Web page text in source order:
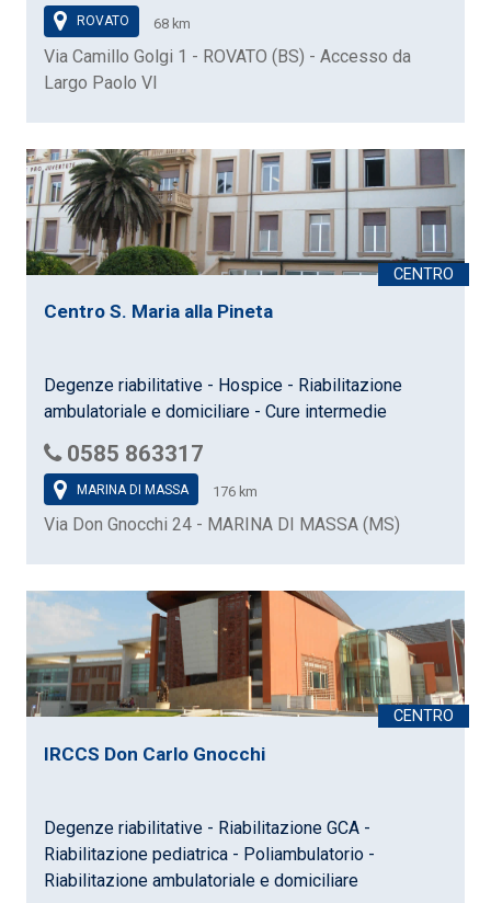
ROVATO 68 km
Via Camillo Golgi 1 - ROVATO (BS) - Accesso da
Largo Paolo VI
Centro S. Maria alla Pineta
Degenze riabilitative - Hospice - Riabilitazione
ambulatoriale e domiciliare - Cure intermedie
0585 863317
MARINA DI MASSA 176 km
Via Don Gnocchi 24 - MARINA DI MASSA (MS)
IRCCS Don Carlo Gnocchi
Degenze riabilitative - Riabilitazione GCA -
Riabilitazione pediatrica - Poliambulatorio -
Riabilitazione ambulatoriale e domiciliare